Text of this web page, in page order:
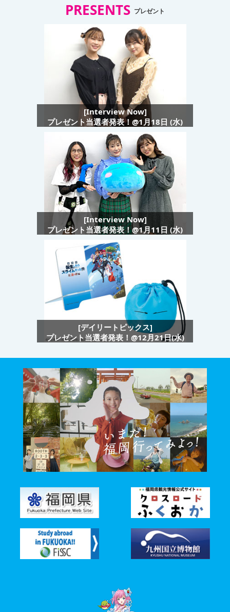
PRESENTS プレゼント
[Interview Now]
プレゼント当選者発表！@1月18日 (水)
[Interview Now]
プレゼント当選者発表！@1月11日 (水)
[デイリートピックス]
プレゼント当選者発表！@12月21日(水)